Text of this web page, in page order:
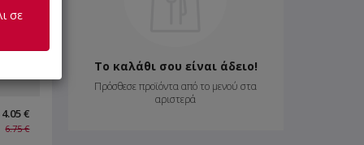
4.05 €
6.75 €
Το καλάθι σου είναι άδειο!
Πρόσθεσε προϊόντα από το μενού στα
αριστερά
σε